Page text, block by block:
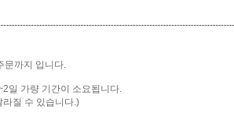
문까지 입니다.
일 가량 기간이 소요됩니다.
질 수 있습니다.)